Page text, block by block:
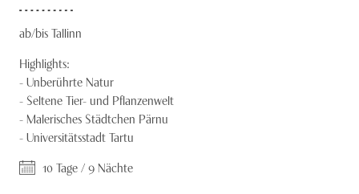
ab/bis Tallinn
Highlights:
-Unberührte Natur
- Seltene Tier- und Pflanzenwelt
- Malerisches Städtchen Pärnu
-Universitätsstadt Tartu
10 Tage / 9 Nächte